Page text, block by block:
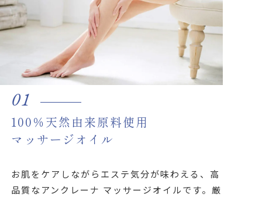
01
100％天然由来原料使用
マッサージオイル
お肌をケアしながらエステ気分が味わえる、高
品質なアンクレーナ マッサージオイルです。厳